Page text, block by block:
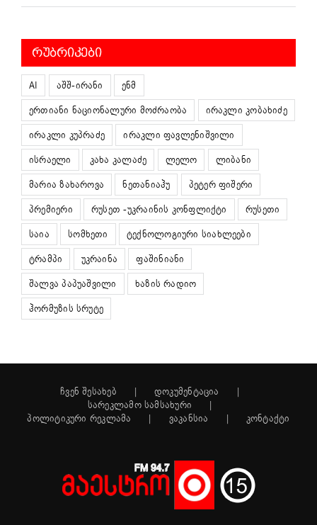
ᲠᲣᲑᲠᲘᲙᲔᲑᲘ
AI აშშ-ირანი
ენმ
ერთიანი ნაციონალური მოძრაობა
ირაკლი კობახიძე
ირაკლი კუპრაძე
ირაკლი ფავლენიშვილი
ისრაელი
კახა კალაძე ლელო
ლიბანი
მარია ზახაროვა
ნეთანიაჰუ
პეტერ ფიშერი
პრემიერი
რუსეთ -უკრაინის კონფლიქტი
რუსეთი
საია
სომხეთი
ტექნოლოგიური სიახლეები
ტრამპი
უკრაინა
ფაშინიანი
შალვა პაპუაშვილი
ხაზის რადიო
ჰორმუზის სრუტე
ჩვენ შესახებ
დოკუმენტაცია
სარეკლამო სამსახური
პოლიტიკური რეკლამა
ვაკანსია კონტაქტი